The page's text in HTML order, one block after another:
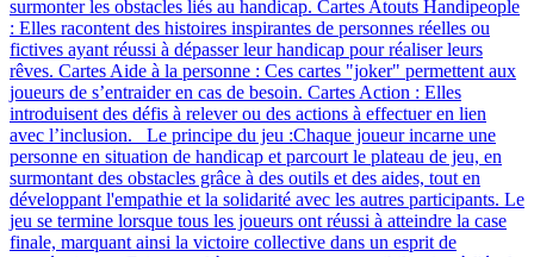
surmonter les obstacles liés au handicap. Cartes Atouts Handipeople
: Elles racontent des histoires inspirantes de personnes réelles ou
fictives ayant réussi à dépasser leur handicap pour réaliser leurs
rêves. Cartes Aide à la personne : Ces cartes "joker" permettent aux
joueurs de s’entraider en cas de besoin. Cartes Action : Elles
introduisent des défis à relever ou des actions à effectuer en lien
avec l’inclusion. Le principe du jeu :Chaque joueur incarne une
personne en situation de handicap et parcourt le plateau de jeu, en
surmontant des obstacles grâce à des outils et des aides, tout en
développant l'empathie et la solidarité avec les autres participants. Le
jeu se termine lorsque tous les joueurs ont réussi à atteindre la case
finale, marquant ainsi la victoire collective dans un esprit de